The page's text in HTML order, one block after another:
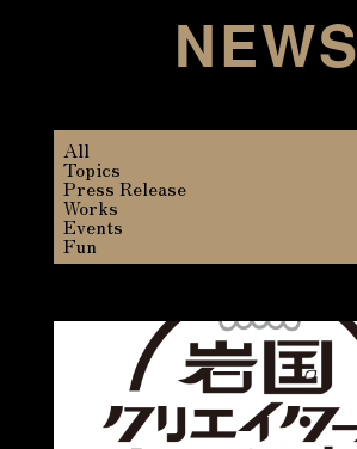
NEWS
All
Topics
Press Release
Works
Events
Fun